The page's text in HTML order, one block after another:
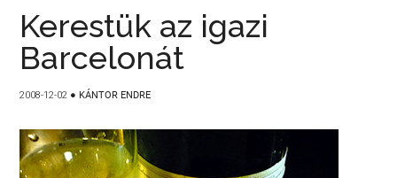
Kerestük az igazi
Barcelonát
2008-12-02 ● KÁNTOR ENDRE